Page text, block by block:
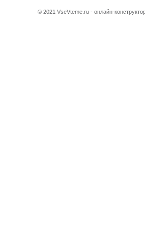
© 2021 VseVteme.ru - онлайн-